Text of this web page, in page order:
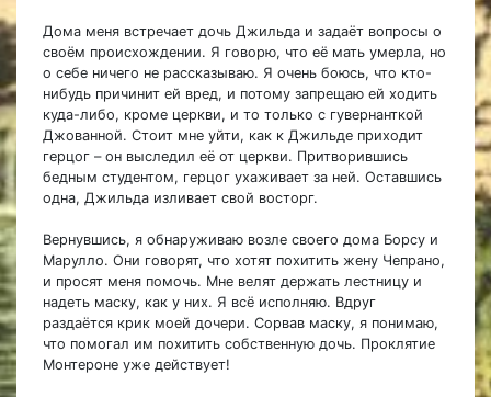
Дома меня встречает дочь Джильда и задаёт вопросы о
своём происхождении. Я говорю, что её мать умерла, но
о себе ничего не рассказываю. Я очень боюсь, что кто-
нибудь причинит ей вред, и потому запрещаю ей ходить
куда-либо, кроме церкви, и то только с гувернанткой
Джованной. Стоит мне уйти, как к Джильде приходит
герцог – он выследил её от церкви. Притворившись
бедным студентом, герцог ухаживает за ней. Оставшись
одна, Джильда изливает свой восторг.
Вернувшись, я обнаруживаю возле своего дома Борсу и
Марулло. Они говорят, что хотят похитить жену Чепрано,
и просят меня помочь. Мне велят держать лестницу и
надеть маску, как у них. Я всё исполняю. Вдруг
раздаётся крик моей дочери. Сорвав маску, я понимаю,
что помогал им похитить собственную дочь. Проклятие
Монтероне уже действует!